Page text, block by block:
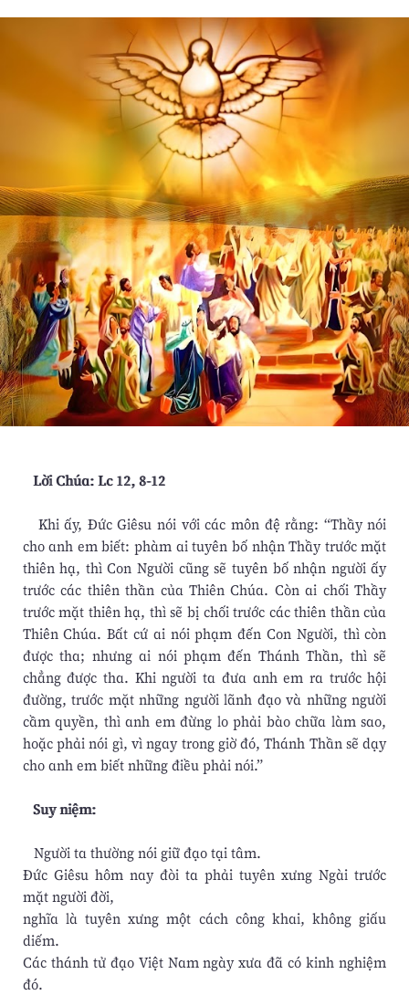
Lời Chúa: Lc 12, 8-12
Khi ấy, Đức Giêsu nói với các môn đệ rằng: “Thầy nói
cho anh em biết: phàm ai tuyên bố nhận Thầy trước mặt
thiên hạ, thì Con Người cũng sẽ tuyên bố nhận người ấy
trước các thiên thần của Thiên Chúa. Còn ai chối Thầy
trước mặt thiên hạ, thì sẽ bị chối trước các thiên thần của
Thiên Chúa. Bất cứ ai nói phạm đến Con Người, thì còn
được tha; nhưng ai nói phạm đến Thánh Thần, thì sẽ
chẳng được tha. Khi người ta đưa anh em ra trước hội
đường, trước mặt những người lãnh đạo và những người
cầm quyền, thì anh em đừng lo phải bào chữa làm sao,
hoặc phải nói gì, vì ngay trong giờ đó, Thánh Thần sẽ dạy
cho anh em biết những điều phải nói.”
Suy niệm:
Người ta thường nói giữ đạo tại tâm.
Đức Giêsu hôm nay đòi ta phải tuyên xưng Ngài trước
mặt người đời,
nghĩa là tuyên xưng một cách công khai, không giấu
diếm.
Các thánh tử đạo Việt Nam ngày xưa đã có kinh nghiệm
đó.